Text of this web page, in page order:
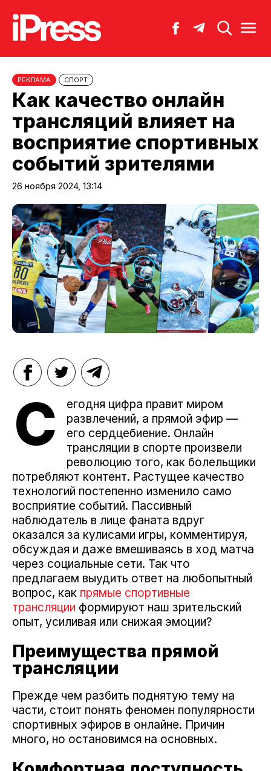
РЕКЛАМА СПОРТ
Как качество онлайн
трансляций влияет на
восприятие спортивных
событий зрителями
26 ноября 2024, 13:14
С
егодня цифра правит миром
развлечений, а прямой эфир —
его сердцебиение. Онлайн
трансляции в спорте произвели
революцию того, как болельщики
потребляют контент. Растущее качество
технологий постепенно изменило само
восприятие событий. Пассивный
наблюдатель в лице фаната вдруг
оказался за кулисами игры, комментируя,
обсуждая и даже вмешиваясь в ход матча
через социальные сети. Так что
предлагаем выудить ответ на любопытный
вопрос, как прямые спортивные
трансляции формируют наш зрительский
опыт, усиливая или снижая эмоции?
Преимущества прямой
трансляции
Прежде чем разбить поднятую тему на
части, стоит понять феномен популярности
спортивных эфиров в онлайне. Причин
много, но остановимся на основных.